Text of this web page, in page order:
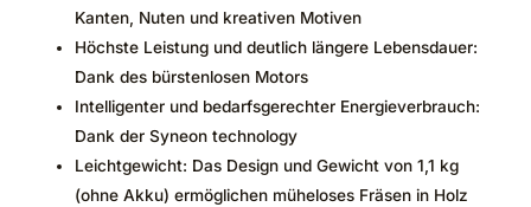
Kanten, Nuten und kreativen Motiven
Höchste Leistung und deutlich längere Lebensdauer:
Dank des bürstenlosen Motors
Intelligenter und bedarfsgerechter Energieverbrauch:
Dank der Syneon technology
Leichtgewicht: Das Design und Gewicht von 1,1 kg
(ohne Akku) ermöglichen müheloses Fräsen in Holz